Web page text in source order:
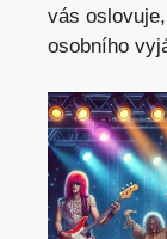
vás
osobního